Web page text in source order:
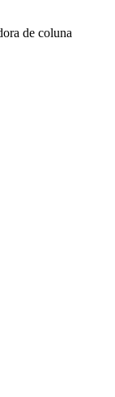
de coluna